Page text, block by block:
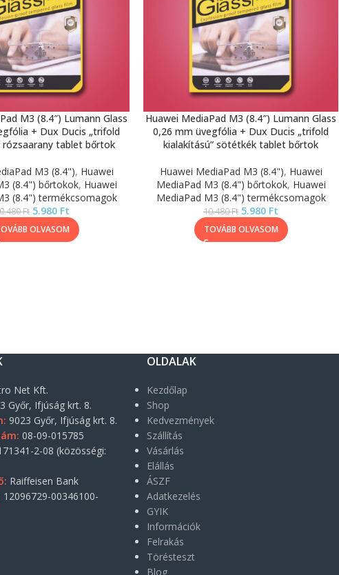
M3 (8.4″) Lumann Glass
+ Dux Ducis „trifold
rózsaarany tablet bőrtok
M3 (8.4"), Huawei
(8.4") bőrtokok, Huawei
(8.4") termékcsomagok
Ft 5.980 Ft
OLVASOM
Huawei MediaPad M3 (8.4″) Lumann Glass
0,26 mm üvegfólia + Dux Ducis „trifold
kialakítású” sötétkék tablet bőrtok
Huawei MediaPad M3 (8.4"), Huawei
MediaPad M3 (8.4") bőrtokok, Huawei
MediaPad M3 (8.4") termékcsomagok
10.480Ft 5.980 Ft
TOVÁBB OLVASOM
Net Kft.
Győr, Ifjúság krt. 8.
9023 Győr, Ifjúság krt. 8.
08-09-015785
2-08 (közösségi:
Raiffeisen Bank
12096729-00346100-
OLDALAK
Kezdőlap
Shop
Kedvezmények
Szállítás
Vásárlás
Elállás
ÁSZF
Adatkezelés
GYIK
Információk
Felrakás
Törésteszt
Blog